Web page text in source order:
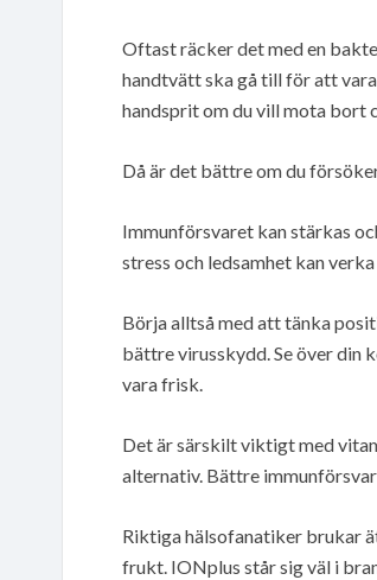
Oftast räcker det med en
handtvätt ska gå till för att
handsprit om du vill mota bort
Då är det bättre om du
Immunförsvaret kan stärkas
stress och ledsamhet kan
Börja alltså med att tänka
bättre virusskydd. Se över din
vara frisk.
Det är särskilt viktigt med
alternativ. Bättre
Riktiga hälsofanatiker brukar
frukt. IONplus står sig väl i